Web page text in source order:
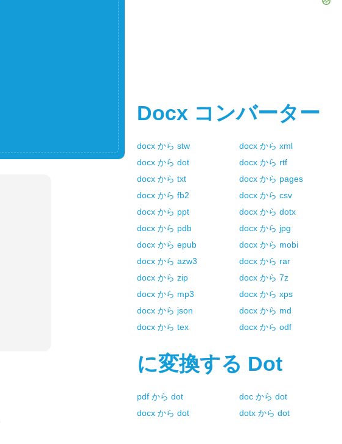
Docx コンバーター
docx から stw docx から xml
docx から dot docx から rtf
docx から txt docx から pages
docx から fb2 docx から csv
docx から ppt docx から dotx
docx から pdb docx から jpg
docx から epub docx から mobi
docx から azw3 docx から rar
docx から zip docx から 7z
docx から mp3 docx から xps
docx から json docx から md
docx から tex docx から odf
に変換する Dot
pdf から dot doc から dot
docx から dot dotx から dot